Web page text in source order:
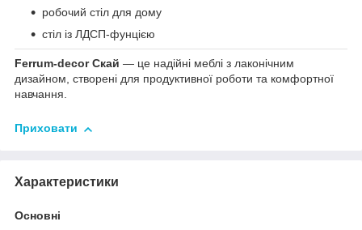
робочий стіл для дому
стіл із ЛДСП-фунцією
Ferrum-decor Скай — це надійні меблі з лаконічним
дизайном, створені для продуктивної роботи та комфортної
навчання.
Приховати
Характеристики
Основні